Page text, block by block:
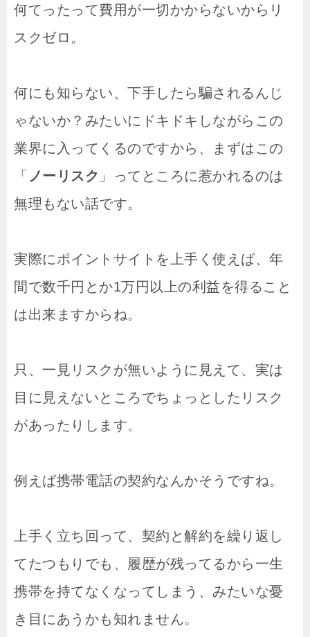
何てったって費用が一切かからないからリ
スクゼロ。
何にも知らない、下手したら騙されるんじ
ゃないか？みたいにドキドキしながらこの
業界に入ってくるのですから、まずはこの
「 ノーリスク 」ってところに惹かれるのは
無理もない話です。
実際にポイントサイトを上手く使えば、年
間で数千円とか1万円以上の利益を得ること
は出来ますからね。
只、一見リスクが無いように見えて、実は
目に見えないところでちょっとしたリスク
があったりします。
例えば携帯電話の契約なんかそうですね。
上手く立ち回って、契約と解約を繰り返し
てたつもりでも、履歴が残ってるから一生
携帯を持てなくなってしまう、みたいな憂
き目にあうかも知れません。